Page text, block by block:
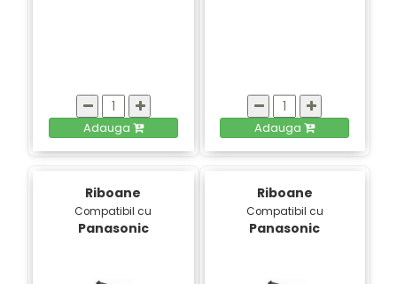
Adauga Adauga
Riboane
Compatibil cu
Panasonic
Riboane
Compatibil cu
Panasonic